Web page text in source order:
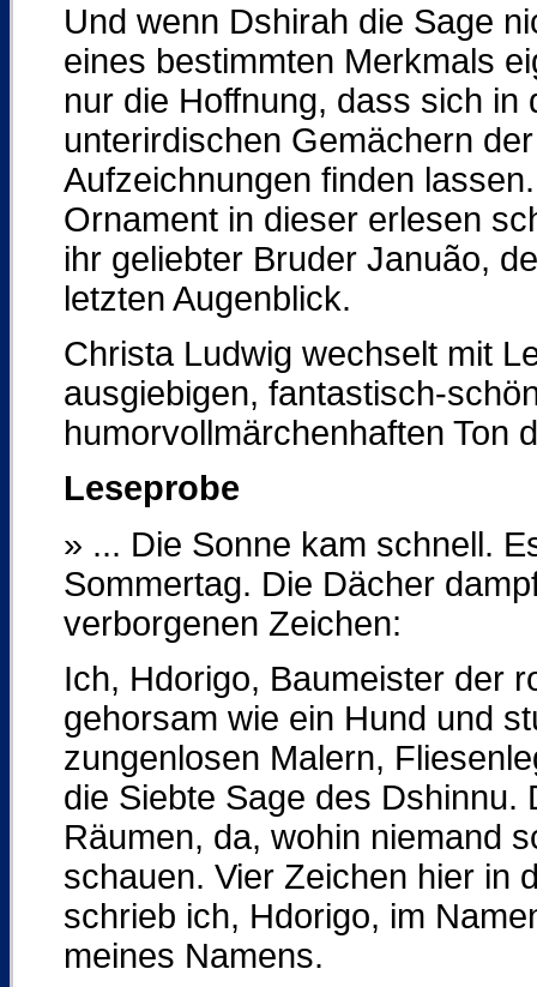
Und wenn Dshirah die Sage
eines bestimmten Merkmals
nur die Hoffnung, dass sich
unterirdischen Gemächern
Aufzeichnungen finden
Ornament in dieser erlesen
ihr geliebter Bruder Januão,
letzten Augenblick.
Christa Ludwig wechselt mit
ausgiebigen, fantastisch-
humorvollmärchenhaften Ton
Leseprobe
» ... Die Sonne kam schnell.
Sommertag. Die Dächer
verborgenen Zeichen:
Ich, Hdorigo, Baumeister der
gehorsam wie ein Hund und
zungenlosen Malern,
die Siebte Sage des Dshinnu.
Räumen, da, wohin niemand
schauen. Vier Zeichen hier in
schrieb ich, Hdorigo, im
meines Namens.